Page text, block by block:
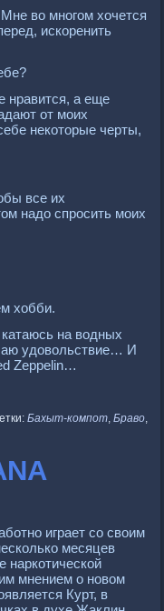
во многом хочется
искоренить
нравится, а еще
от моих
некоторые черты,
все их
надо спросить моих
хобби.
на водных
удовольствие… И
Zeppelin…
Бахыт-компот, Браво,
играет со своим
месяцев
наркотической
мнением о новом
Курт, в